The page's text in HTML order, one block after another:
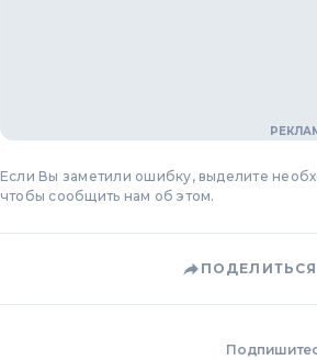
Если Вы заметили ошибку, выделите
чтобы сообщить нам об этом.